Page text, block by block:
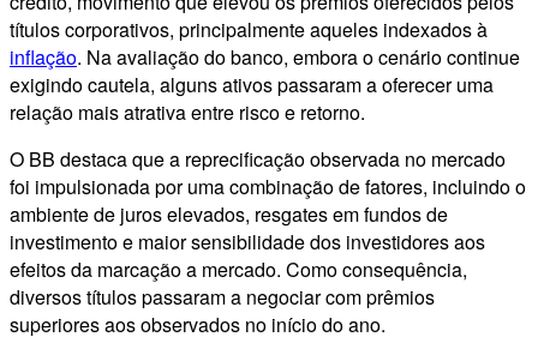
títulos corporativos, principalmente aqueles indexados à
inflação. Na avaliação do banco, embora o cenário continue
exigindo cautela, alguns ativos passaram a oferecer uma
relação mais atrativa entre risco e retorno.
O BB destaca que a reprecificação observada no mercado
foi impulsionada por uma combinação de fatores, incluindo o
ambiente de juros elevados, resgates em fundos de
investimento e maior sensibilidade dos investidores aos
efeitos da marcação a mercado. Como consequência,
diversos títulos passaram a negociar com prêmios
superiores aos observados no início do ano.